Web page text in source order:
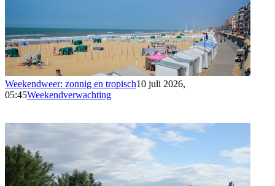
Weekendweer: zonnig en tropisch10 juli 2026,
05:45Weekendverwachting